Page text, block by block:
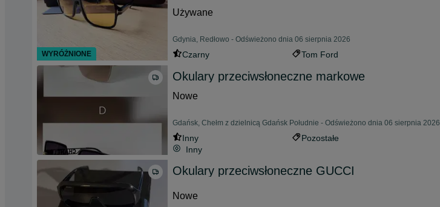
Używane
Gdynia, Redłowo - Odświeżono dnia 06 sierpnia 2026
Czarny Tom Ford
Okulary przeciwsłoneczne markowe
Nowe
Gdańsk, Chełm z dzielnicą Gdańsk Południe - Odświeżono dnia 06 sierpnia 2026
Inny
Pozostałe
Inny
Okulary przeciwsłoneczne GUCCI
Nowe
WYRÓŻNIONE